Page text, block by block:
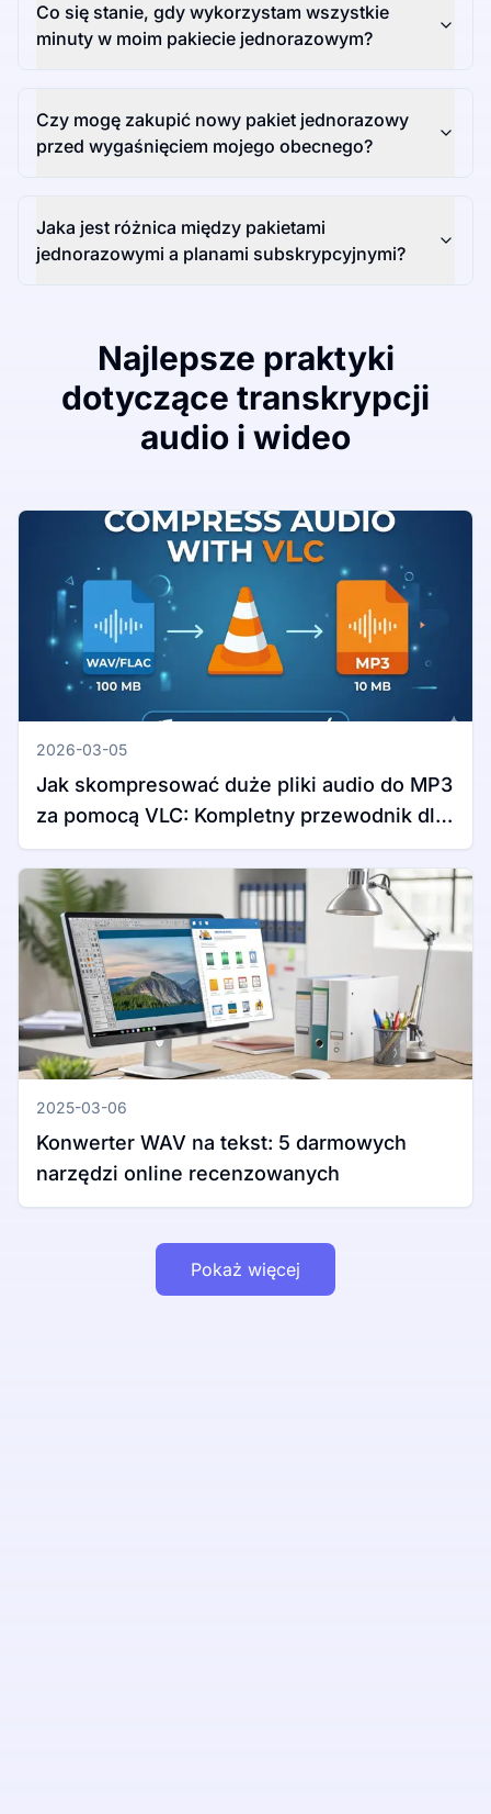
Co się stanie, gdy wykorzystam wszystkie
minuty w moim pakiecie jednorazowym?
Czy mogę zakupić nowy pakiet jednorazowy
przed wygaśnięciem mojego obecnego?
Jaka jest różnica między pakietami
jednorazowymi a planami subskrypcyjnymi?
Najlepsze praktyki
dotyczące transkrypcji
audio i wideo
2026-03-05
Jak skompresować duże pliki audio do MP3
za pomocą VLC: Kompletny przewodnik dla
Windows i Mac
2025-03-06
Konwerter WAV na tekst: 5 darmowych
narzędzi online recenzowanych
Pokaż więcej